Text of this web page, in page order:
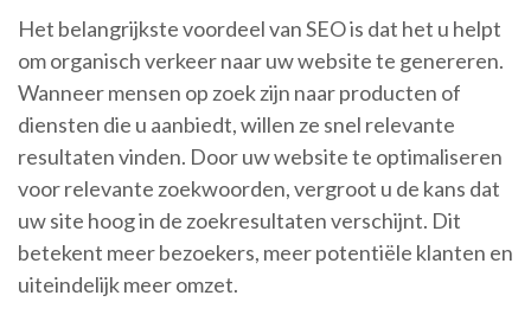
Het belangrijkste voordeel van SEO is dat het u helpt
om organisch verkeer naar uw website te genereren.
Wanneer mensen op zoek zijn naar producten of
diensten die u aanbiedt, willen ze snel relevante
resultaten vinden. Door uw website te optimaliseren
voor relevante zoekwoorden, vergroot u de kans dat
uw site hoog in de zoekresultaten verschijnt. Dit
betekent meer bezoekers, meer potentiële klanten en
uiteindelijk meer omzet.